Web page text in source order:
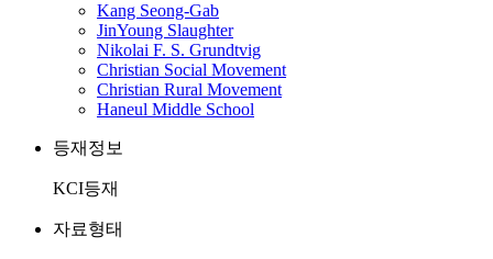
Kang Seong-Gab
JinYoung Slaughter
Nikolai F. S. Grundtvig
Christian Social Movement
Christian Rural Movement
Haneul Middle School
등재정보
KCI등재
자료형태